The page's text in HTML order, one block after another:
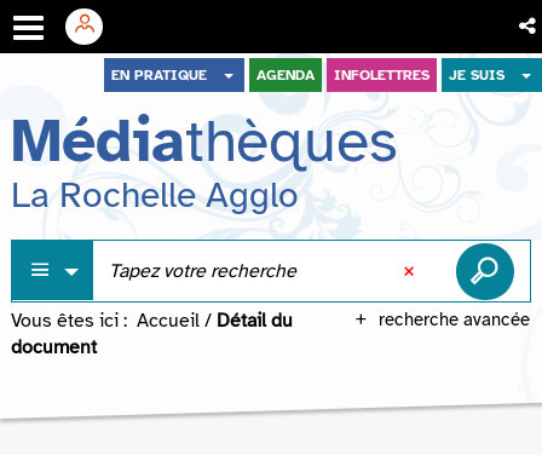
menu
contenu
recherche
EN PRATIQUE AGENDA INFOLETTRES JE SUIS
Médiathèques
La Rochelle Agglo
recherche avancée
Vous êtes ici : Accueil / Détail du
document